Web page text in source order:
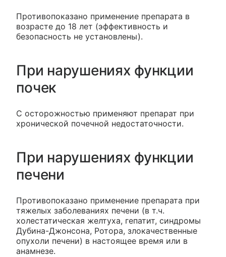
Противопоказано применение препарата в
возрасте до 18 лет (эффективность и
безопасность не установлены).
При нарушениях функции
почек
С осторожностью применяют препарат при
хронической почечной недостаточности.
При нарушениях функции
печени
Противопоказано применение препарата при
тяжелых заболеваниях печени (в т.ч.
холестатическая желтуха, гепатит, синдромы
Дубина-Джонсона, Ротора, злокачественные
опухоли печени) в настоящее время или в
анамнезе.